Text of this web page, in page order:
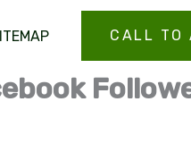
CALL TO